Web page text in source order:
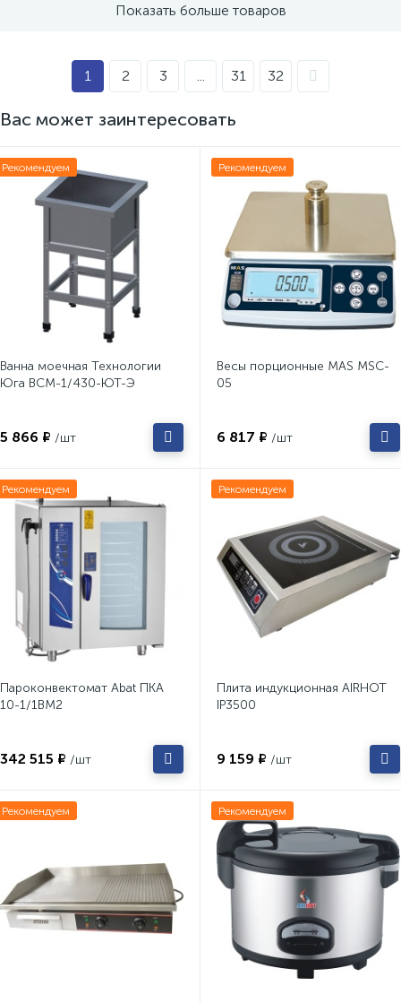
Показать больше товаров
1 2 3 ... 31 32
Вас может заинтересовать
Рекомендуем
Ванна моечная Технологии
Юга ВСМ-1/430-ЮТ-Э
5 866 ₽ /шт
Рекомендуем
Весы порционные MAS MSC-
05
6 817 ₽ /шт
Рекомендуем
Пароконвектомат Abat ПКА
10-1/1ВМ2
342 515 ₽ /шт
Рекомендуем
Плита индукционная AIRHOT
IP3500
9 159 ₽ /шт
Рекомендуем Рекомендуем